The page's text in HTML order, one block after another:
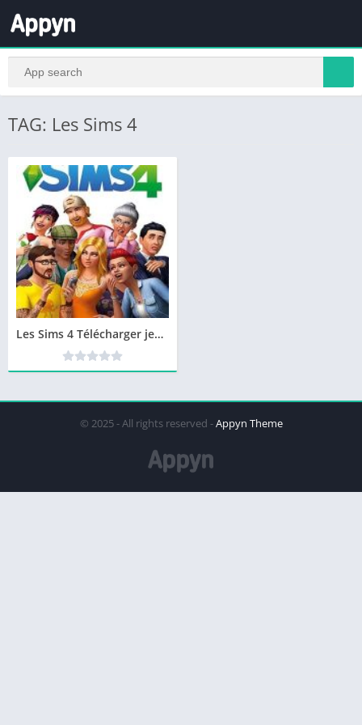
TAG: Les Sims 4
Les Sims 4 Télécharger jeu PC
© 2025 - All rights reserved -Appyn Theme